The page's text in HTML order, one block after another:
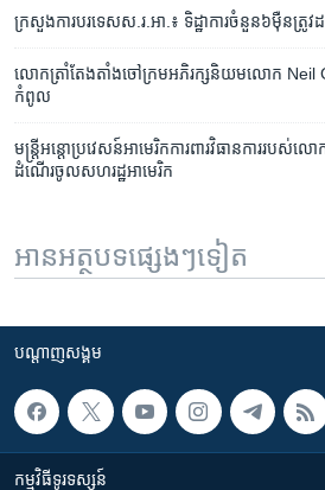
ក្រសួងការ​បរទេស​ស.រ.អា.៖ ទិដ្ឋាការ​ចំនួន​៦​ម៉ឺន​ត្រូវ​
លោក​ត្រាំ​តែង​តាំង​ចៅក្រម​អភិរក្ស​និយម​លោក ​Neil
កំពូល
មន្ត្រី​អន្តោប្រវេសន៍​អាមេរិក​ការពារ​វិធាន​ការ​របស់​លោ
ដំណើរ​ចូល​សហរដ្ឋ​អាមេរិក​​​
អានអត្ថបទផ្សេងៗទៀត
បណ្តាញ​សង្គម
កម្មវិធី​ទូរទស្សន៍